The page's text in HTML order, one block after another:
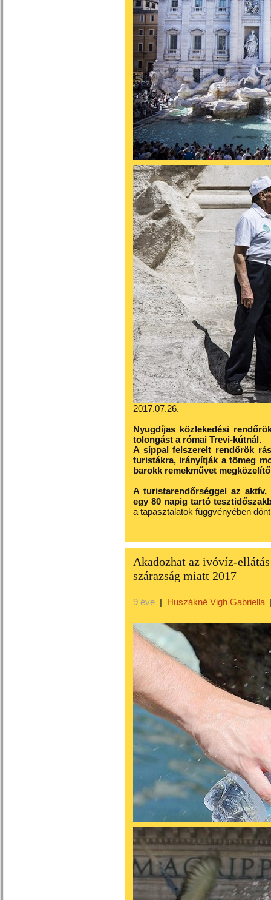
2017.07.26.
Nyugdíjas közlekedési
tolongást a római Trevi-kútnál.
A síppal felszerelt rendőrök
turistákra, irányítják a tömeg
barokk remekművet
A turistarendőrséggel az
egy 80 napig tartó
a tapasztalatok függvényében
Akadozhat az ivóvíz-
szárazság miatt 2017
9 éve | Huszákné Vigh Gabriella